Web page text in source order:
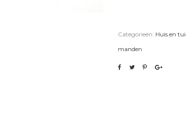
Categorieën: Huis en
manden